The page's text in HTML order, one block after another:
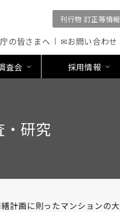
刊行物 訂正等情報
の皆さまへ ✉お問い合わせ
査会 採用情報
研究
計画に則ったマンションの大